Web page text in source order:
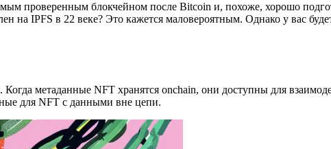
проверенным блокчейном после Bitcoin и, похоже, хорошо
на IPFS в 22 веке? Это кажется маловероятным. Однако у вас
метаданные NFT хранятся onchain, они доступны для
для NFT с данными вне цепи.